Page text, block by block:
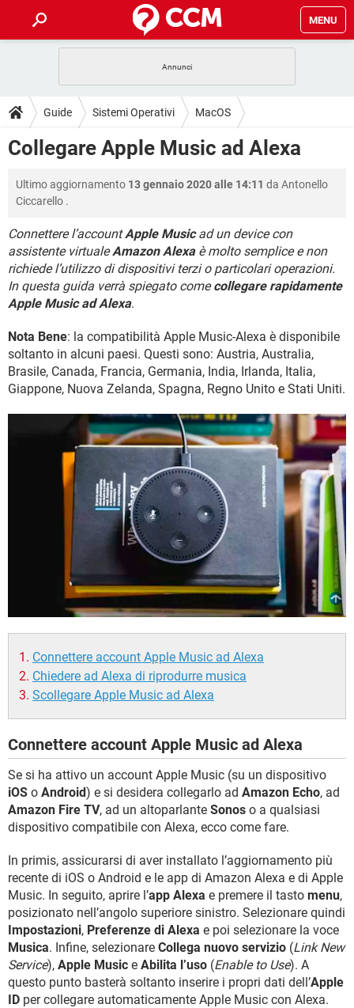
MENU
INTRATTENIMENTO ANDROID
iOS WINDOWS 10
TIKTOK
GUIDE
COVID-19
INTRATTENIMENTO ANDROID
iOS WINDOWS 10
TIKTOK FACEBOOK
HARDWARE
DOWNLOAD
INTRATTENIMENTO
INSTAGRAM WHATSAPP
FACEBOOK
HARDWARE
FORUM
INTRATTENIMENTO ANDROID
iOS WINDOWS 10
INSTAGRAM WHATSAPP
COVID-19 GAMING
INTRATTENIMENTO ANDROID
iOS
INSTAGRAM WHATSAPP
TIKTOK FACEBOOK
HARDWARE
Guide Sistemi Operativi MacOS
Collegare Apple Music ad Alexa
Ultimo aggiornamento 13 gennaio 2020 alle 14:11 da Antonello
Ciccarello .
Connettere l’accountApple Musicad un device con
assistente virtualeAmazon Alexaè molto semplice e non
richiede l’utilizzo di dispositivi terzi o particolari operazioni.
In questa guida verrà spiegato comecollegare rapidamente
Apple Music ad Alexa.
Nota Bene: la compatibilità Apple Music-Alexa è disponibile
soltanto in alcuni paesi. Questi sono: Austria, Australia,
Brasile, Canada, Francia, Germania, India, Irlanda, Italia,
Giappone, Nuova Zelanda, Spagna, Regno Unito e Stati Uniti.
Connettere account Apple Music ad Alexa
Chiedere ad Alexa di riprodurre musica
Scollegare Apple Music ad Alexa
Connettere account Apple Music ad Alexa
Se si ha attivo un account Apple Music (su un dispositivo
iOS o Android) e si desidera collegarlo ad Amazon Echo, ad
Amazon Fire TV, ad un altoparlante Sonos o a qualsiasi
dispositivo compatibile con Alexa, ecco come fare.
In primis, assicurarsi di aver installato l’aggiornamento più
recente di iOS o Android e le app di Amazon Alexa e di Apple
Music. In seguito, aprire l’app Alexa e premere il tasto menu,
posizionato nell’angolo superiore sinistro. Selezionare quindi
Impostazioni, Preferenze di Alexa e poi selezionare la voce
Musica. Infine, selezionare Collega nuovo servizio (Link New
Service), Apple Music e Abilita l’uso (Enable to Use). A
questo punto basterà soltanto inserire i propri dati dell’Apple
ID per collegare automaticamente Apple Music con Alexa.